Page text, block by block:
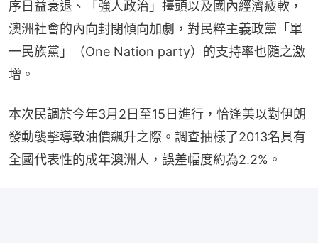
序日益衰退、「強人政治」擡頭以及國內經濟疲軟，
澳洲社會的內向封閉傾向加劇，對民粹主義政黨「單
一民族黨」（One Nation party）的支持率也隨之激
增。
本次民調於今年3月2日至15日進行，恰逢美以對伊朗
發動襲擊導致油價飆升之際。調查抽樣了2013名具有
全國代表性的成年澳洲人，誤差幅度約為2.2%。